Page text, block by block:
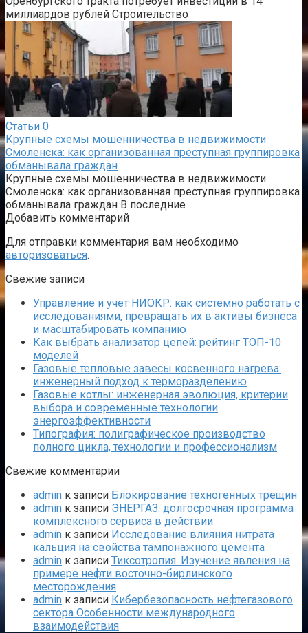
миллиардов рублей Строительство
Статьи 0
Крупные схемы мошенничества в недвижимости
Смоленска: как организованная преступная группировка
обманывала граждан
Крупные схемы мошенничества в недвижимости
Смоленска: как организованная преступная группировка
обманывала граждан В последние
Добавить комментарий
Для отправки комментария вам необходимо
авторизоваться.
Свежие записи
Управление и учет НИОКР: как системно работать с
исследованиями, превращать их в активы бизнеса
и масштабировать компанию
Как выбрать анализатор цепей: рейтинг ТОП-10
моделей
Газовые тепловые завесы косвенного нагрева:
инженерный подход к терморазделению
Газовые котлы: инженерная эволюция, критерии
выбора и современные технологии
энергоэффективности
Типография: полиграфическое производство
полного цикла, технологии и профессионализм
Свежие комментарии
admin к записи Блокирование техногенных трещин
admin к записи ЭНЕРГАЗ: долгосрочная программа
комплексного сервиса в действии
admin к записи Исследование влияния нитрата
кальция на свойства тампонажного цемента
admin к записи Тиксотропия. Изучение явления на
примере нефти восточно-бирлинского
месторождения
admin к записи Кибербезопасность нефтегазового
сектора Особенности международного
взаимодействия